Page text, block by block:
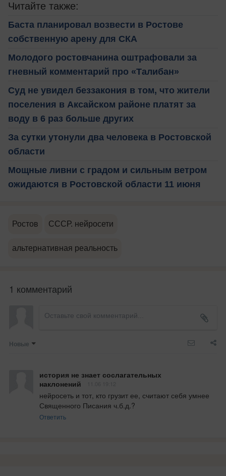
Читайте также:
Баста планировал возвести в Ростове
собственную арену для СКА
Молодого ростовчанина оштрафовали за
гневный комментарий про «Талибан»
Суд не увидел беззакония в том, что жители
поселения в Аксайском районе платят за
воду в 6 раз больше других
За сутки утонули два человека в Ростовской
области
Мощные ливни с градом и сильным ветром
ожидаются в Ростовской области 11 июня
Ростов СССР. нейросети
альтернативная реальность
1 комментарий
Новые
история не знает сослагательных
наклонений
нейросеть и тот, кто грузит ее, считают себя умнее
Священного Писания ч.б.д.?
Ответить